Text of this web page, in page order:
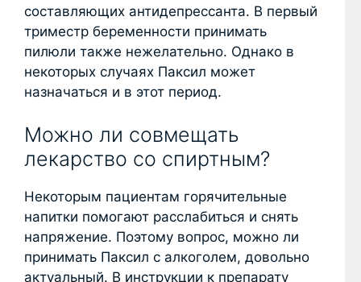
составляющих антидепрессанта. В первый
триместр беременности принимать
пилюли также нежелательно. Однако в
некоторых случаях Паксил может
назначаться и в этот период.
Можно ли совмещать
лекарство со спиртным?
Некоторым пациентам горячительные
напитки помогают расслабиться и снять
напряжение. Поэтому вопрос, можно ли
принимать Паксил с алкоголем, довольно
актуальный. В инструкции к препарату